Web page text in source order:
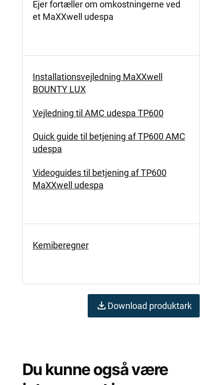
Ejer fortæller om omkostningerne ved
et MaXXwell udespa
Installationsvejledning MaXXwell
BOUNTY LUX
Vejledning til AMC udespa TP600
Quick guide til betjening af TP600 AMC
udespa
Videoguides til betjening af TP600
MaXXwell udespa
Kemiberegner
Download produktark
Du kunne også være